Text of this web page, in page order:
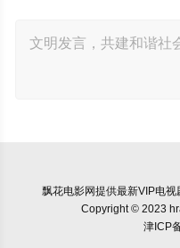
飘花电影网提供最新VIP电
Copyright © 2023
津ICP